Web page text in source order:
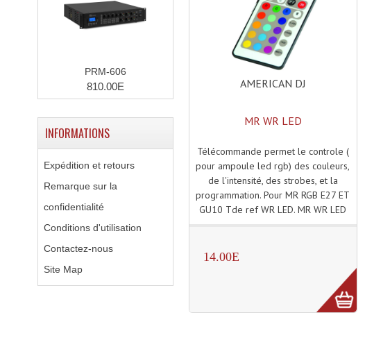
AMERICAN DJ
MR WR LED
Télécommande permet le controle (
pour ampoule led rgb) des couleurs,
de l'intensité, des strobes, et la
programmation. Pour MR RGB E27 ET
GU10 Tde ref WR LED. MR WR LED
14.00E
PRM-606
810.00E
INFORMATIONS
Expédition et retours
Remarque sur la
confidentialité
Conditions d'utilisation
Contactez-nous
Site Map